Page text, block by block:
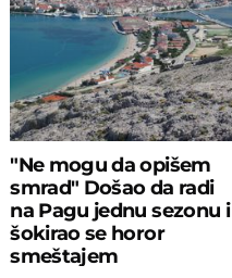
"Ne mogu da opišem
smrad" Došao da radi
na Pagu јednu sezonu i
šokirao se horor
smeštajem